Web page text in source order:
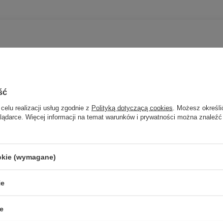
realizacji usług zgodnie z Polityką dotyczącą cookies . Możesz
Więcej informacji na temat warunków i prywatności można
(wymagane)